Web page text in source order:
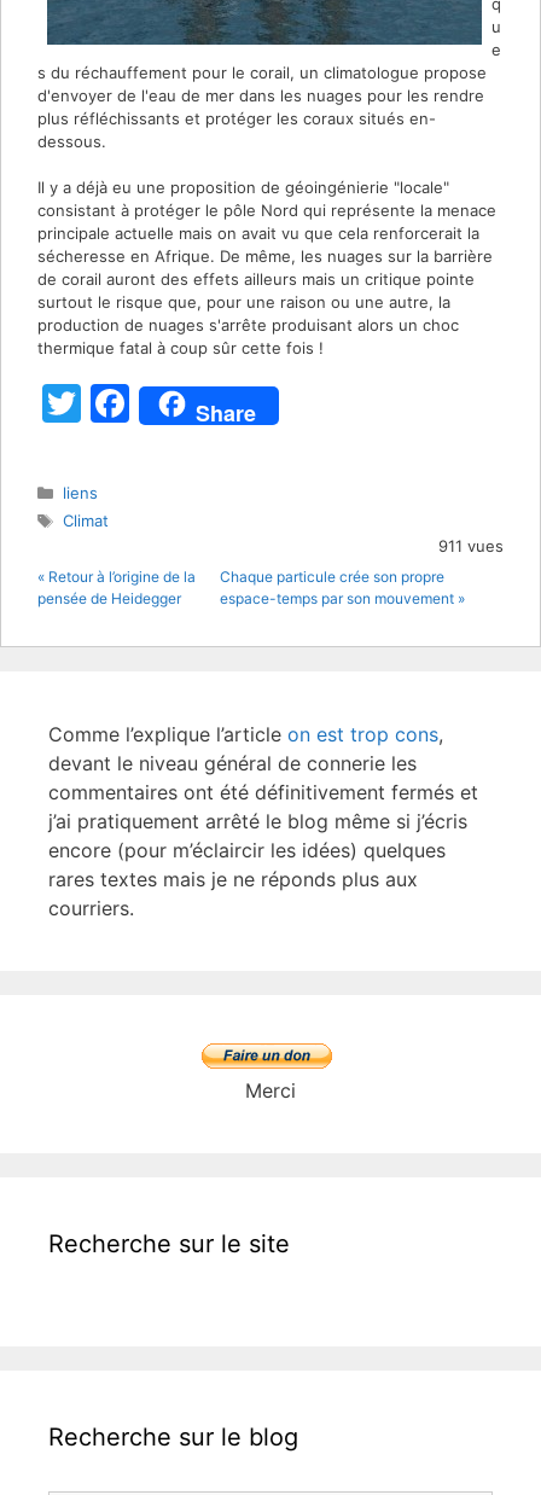
u
e
s du réchauffement pour le corail, un climatologue propose
d'envoyer de l'eau de mer dans les nuages pour les rendre
plus réfléchissants et protéger les coraux situés en-
dessous.
Il y a déjà eu une proposition de géoingénierie "locale"
consistant à protéger le pôle Nord qui représente la menace
principale actuelle mais on avait vu que cela renforcerait la
sécheresse en Afrique. De même, les nuages sur la barrière
de corail auront des effets ailleurs mais un critique pointe
surtout le risque que, pour une raison ou une autre, la
production de nuages s'arrête produisant alors un choc
thermique fatal à coup sûr cette fois !
T
itt
er
F
a
o
o
Share
Catégories
liens
Étiquettes
Climat
911 vues
« Retour à l’origine de la
pensée de Heidegger
Chaque particule crée son propre
espace-temps par son mouvement »
Comme l’explique l’article on est trop cons,
devant le niveau général de connerie les
commentaires ont été définitivement fermés et
j’ai pratiquement arrêté le blog même si j’écris
encore (pour m’éclaircir les idées) quelques
rares textes mais je ne réponds plus aux
courriers.
Merci
Recherche sur le site
Recherche sur le blog